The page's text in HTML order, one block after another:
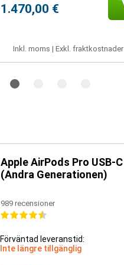
1.470,00 €
Inkl. moms | Exkl. fraktkostnader
Apple AirPods Pro USB-C
(Andra Generationen)
989 recensioner
Förväntad leveranstid:
Inte längre tillgänglig